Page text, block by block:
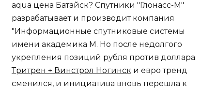
aqua цена Батайск? Спутники "Глонасс-М"
разрабатывает и производит компания
"Информационные спутниковые системы
имени академика М. Но после недолгого
укрепления позиций рубля против доллара
Тритрен + Винстрол Ногинск и евро тренд
сменился, и инициатива вновь перешла к